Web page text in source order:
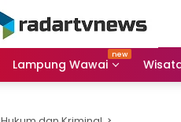
Lampung Wawai